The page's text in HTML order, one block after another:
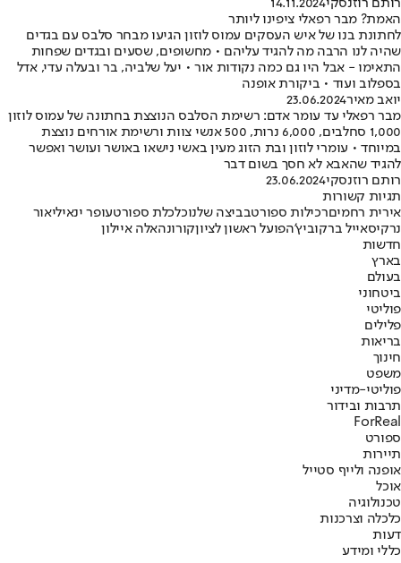
רותם רוזנסקי14.11.2024
האמת? מבר רפאלי ציפינו ליותר
לחתונת בנו של איש העסקים עמוס לוזון הגיעו מבחר סלבס עם בגדים
שהיה לנו הרבה מה להגיד עליהם • מחשופים, שסעים ובגדים שפחות
התאימו - אבל היו גם כמה נקודות אור • יעל שלביה, בר ובעלה עדי, אדל
בספלוב ועוד • ביקורת אופנה
יואב מאיר23.06.2024
מבר רפאלי עד עומר אדם: רשימת הסלבס הנוצצת בחתונה של עמוס לוזון
1,000 סחלבים, 6,000 נרות, 500 אנשי צוות ורשימת אורחים נוצצת
במיוחד • עומרי לוזון ובת הזוג מעין באשי נישאו באושר ועושר ואפשר
להגיד שהאבא לא חסך בשום דבר
רותם רוזנסקי23.06.2024
תגיות קשורות
אירית רחמיםרכילות ספורטבביצה שלנוכלכלת ספורטעופר ינאיליאור
נרקיסאייל ברקוביץ'הפועל ראשון לציוןקורונהאלה איילון
חדשות
בארץ
בעולם
ביטחוני
פוליטי
פלילים
בריאות
חינוך
משפט
פוליטי-מדיני
תרבות ובידור
ForReal
ספורט
תיירות
אופנה ולייף סטייל
אוכל
טכנולוגיה
כלכלה וצרכנות
דעות
כללי ומידע